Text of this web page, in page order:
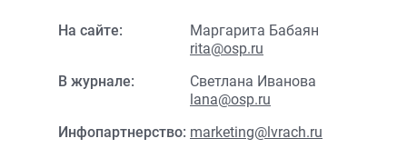
На сайте:
Маргарита Бабаян
rita@osp.ru
В журнале:
Светлана Иванова
lana@osp.ru
Инфопартнерство: marketing@lvrach.ru